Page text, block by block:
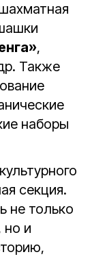
,
Также
наборы
секция.
не только
но и